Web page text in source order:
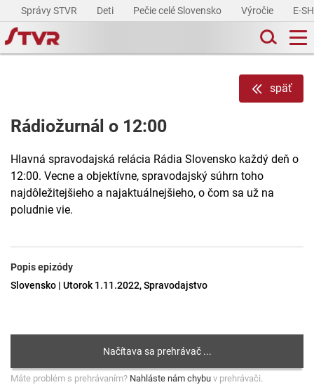
Správy STVR Deti Pečie celé Slovensko Výročie E-
späť
Rádiožurnál o 12:00
Hlavná spravodajská relácia Rádia Slovensko každý deň o
12:00. Vecne a objektívne, spravodajský súhrn toho
najdôležitejšieho a najaktuálnejšieho, o čom sa už na
poludnie vie.
Popis epizódy
Slovensko | Utorok 1.11.2022, Spravodajstvo
Máte problém s prehrávaním? Nahláste nám chybu v prehrávači.